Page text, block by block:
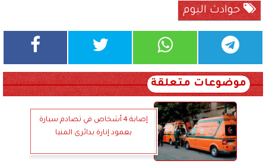
حوادث اليوم
موضوعات متعلقة
إصابة 4 أشخاص في تصادم سيارة
بعمود إنارة بدائرى المنيا